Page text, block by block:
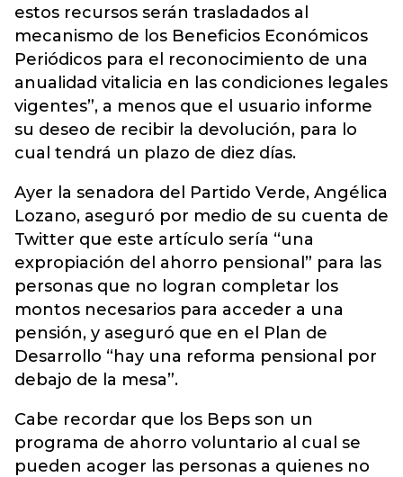
estos recursos serán trasladados al
mecanismo de los Beneficios Económicos
Periódicos para el reconocimiento de una
anualidad vitalicia en las condiciones legales
vigentes”, a menos que el usuario informe
su deseo de recibir la devolución, para lo
cual tendrá un plazo de diez días.
Ayer la senadora del Partido Verde, Angélica
Lozano, aseguró por medio de su cuenta de
Twitter que este artículo sería “una
expropiación del ahorro pensional” para las
personas que no logran completar los
montos necesarios para acceder a una
pensión, y aseguró que en el Plan de
Desarrollo “hay una reforma pensional por
debajo de la mesa”.
Cabe recordar que los Beps son un
programa de ahorro voluntario al cual se
pueden acoger las personas a quienes no